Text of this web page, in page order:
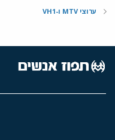
ערוצי MTV ו-VH1